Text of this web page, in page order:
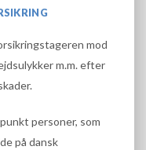
mod
m.m. efter
personer, som
på dansk